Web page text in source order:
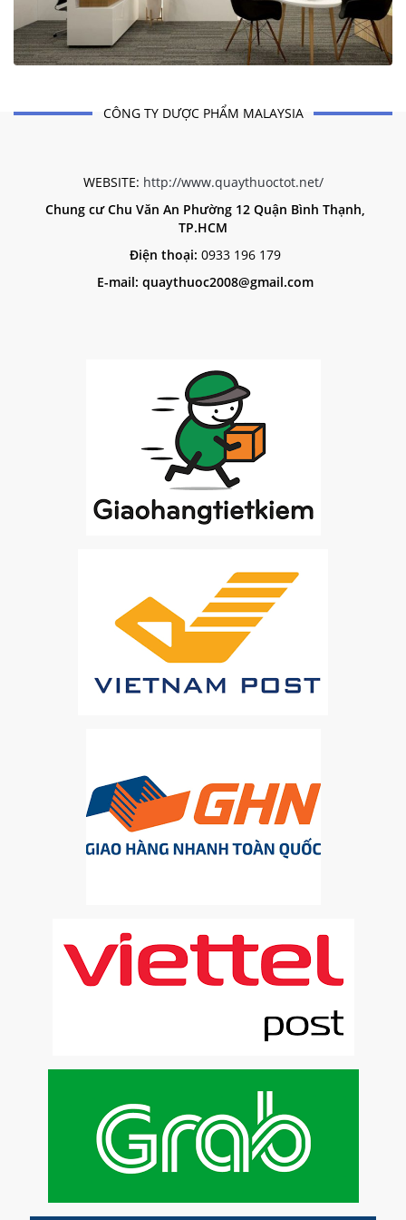
CÔNG TY DƯỢC PHẨM MALAYSIA
WEBSITE: http://www.quaythuoctot.net/
Chung cư Chu Văn An Phường 12 Quận Bình Thạnh,
TP.HCM
Điện thoại: 0933 196 179
E-mail: quaythuoc2008@gmail.com